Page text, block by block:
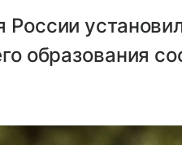
образования